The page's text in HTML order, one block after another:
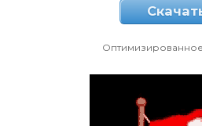
Оптимизированное